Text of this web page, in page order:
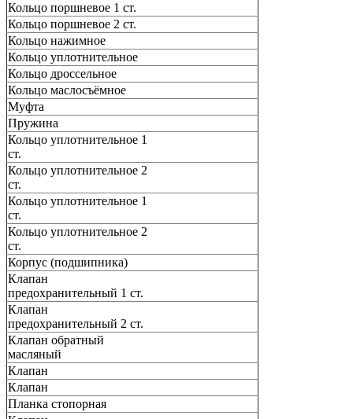
Кольцо поршневое 1 ст.
Кольцо поршневое 2 ст.
Кольцо нажимное
Кольцо уплотнительное
Кольцо дроссельное
Кольцо маслосъёмное
Муфта
Пружина
Кольцо уплотнительное 1
ст.
Кольцо уплотнительное 2
ст.
Кольцо уплотнительное 1
ст.
Кольцо уплотнительное 2
ст.
Корпус (подшипника)
Клапан
предохранительный 1 ст.
Клапан
предохранительный 2 ст.
Клапан обратный
масляный
Клапан
Клапан
Планка стопорная